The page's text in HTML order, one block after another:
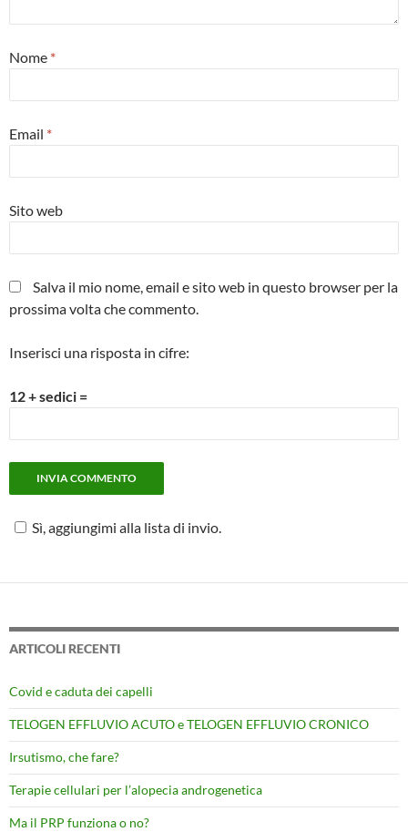
Nome *
Email *
Sito web
Salva il mio nome, email e sito web in questo browser per la
prossima volta che commento.
Inserisci una risposta in cifre:
12 + sedici =
Sì, aggiungimi alla lista di invio.
ARTICOLI RECENTI
Covid e caduta dei capelli
TELOGEN EFFLUVIO ACUTO e TELOGEN EFFLUVIO CRONICO
Irsutismo, che fare?
Terapie cellulari per l’alopecia androgenetica
Ma il PRP funziona o no?